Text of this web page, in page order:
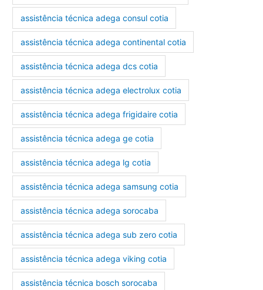
assistência técnica adega consul cotia
assistência técnica adega continental cotia
assistência técnica adega dcs cotia
assistência técnica adega electrolux cotia
assistência técnica adega frigidaire cotia
assistência técnica adega ge cotia
assistência técnica adega lg cotia
assistência técnica adega samsung cotia
assistência técnica adega sorocaba
assistência técnica adega sub zero cotia
assistência técnica adega viking cotia
assistência técnica bosch sorocaba